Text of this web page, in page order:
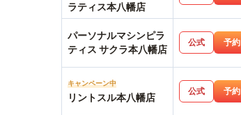
ラティス本八幡店
パーソナルマシンピラ
ティス サクラ本八幡店
公式 予約
キャンペーン中
リントスル本八幡店
公式 予約